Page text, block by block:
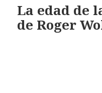
La edad de
de Roger